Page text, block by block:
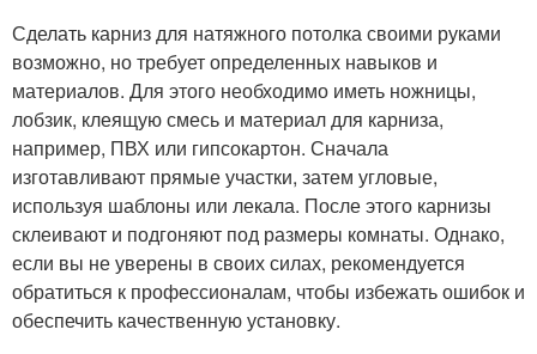
Сделать карниз для натяжного потолка своими руками
возможно, но требует определенных навыков и
материалов. Для этого необходимо иметь ножницы,
лобзик, клеящую смесь и материал для карниза,
например, ПВХ или гипсокартон. Сначала
изготавливают прямые участки, затем угловые,
используя шаблоны или лекала. После этого карнизы
склеивают и подгоняют под размеры комнаты. Однако,
если вы не уверены в своих силах, рекомендуется
обратиться к профессионалам, чтобы избежать ошибок и
обеспечить качественную установку.